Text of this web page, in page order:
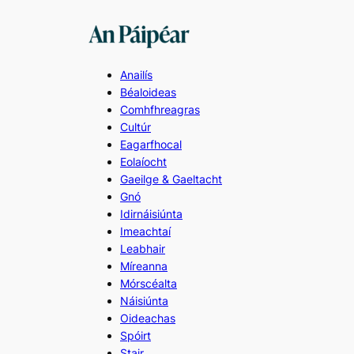
Anailís
Béaloideas
Comhfhreagras
Cultúr
Eagarfhocal
Eolaíocht
Gaeilge & Gaeltacht
Gnó
Idirnáisiúnta
Imeachtaí
Leabhair
Míreanna
Mórscéalta
Náisiúnta
Oideachas
Spóirt